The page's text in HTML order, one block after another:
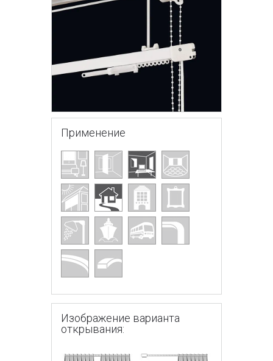
Применение
Изображение варианта
открывания: